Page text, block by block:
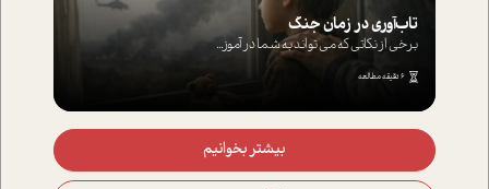
تاب‌آوری در زمان جنگ
برخی از نکاتی که می تواند به شما در آموز...
6 دقیقه مطالعه
بیشتر بخوانیم